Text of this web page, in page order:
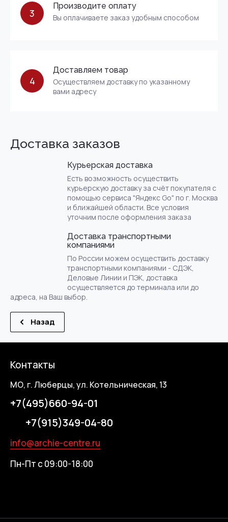
3
Производите оплату
Вы оплачиваете заказ удобным способом
4
Доставляем товар
Осуществляем доставку по указанному
вами адресу
Доставка заказов
Курьерская доставка
Есть возможность осуществить
курьерскую доставку за счёт покупателя с
помощью сервиса "Яндекс Go" по г. Москва
и ближайшей области. Все условия
уточним после оформления заказа
Доставка транспортными
компаниями
По России можем осуществить доставку
транспортными компаниями - СДЭК,
Деловые Линии и ПЭК, доставка
осуществляется до терминала или до
адреса, на Ваш выбор.
Назад
Контакты
МО, г. Люберцы, ул. Котельническая, 13
+7(495)660-94-01
+7(915)349-04-80
info@archie-centre.ru
Пн-Пт с 09:00-18:00